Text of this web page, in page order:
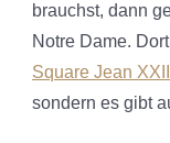
brauchst, dann
Notre Dame.
Square Jean
sondern es gibt